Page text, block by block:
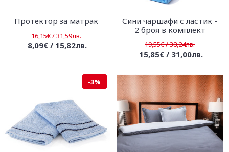
Протектор за матрак
16,15€ / 31,59лв.
8,09€ / 15,82лв.
Сини чаршафи с ластик -
2 броя в комплект
19,55€ / 38,24лв.
15,85€ / 31,00лв.
-3%